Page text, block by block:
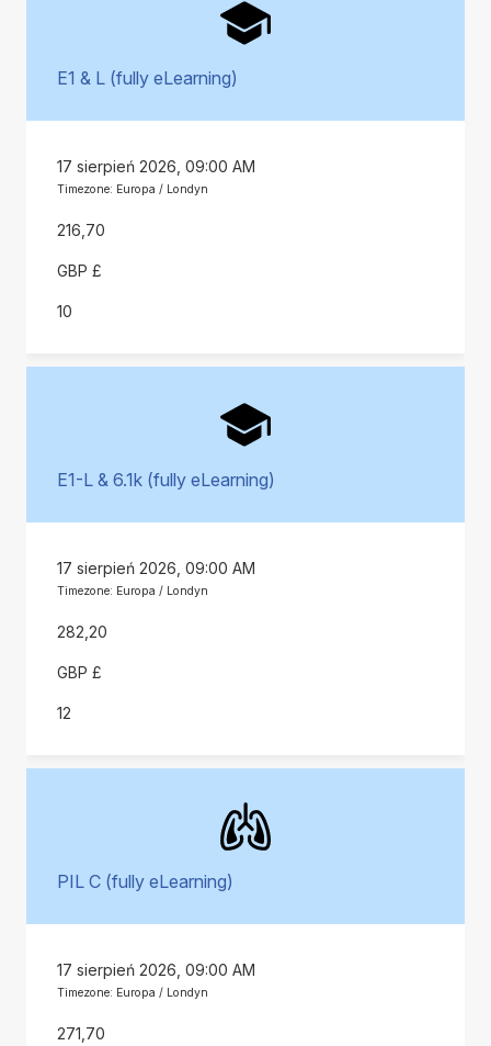
E1 & L (fully eLearning)
17 sierpień 2026, 09:00 AM
Timezone: Europa / Londyn
216,70
GBP £
10
E1-L & 6.1k (fully eLearning)
17 sierpień 2026, 09:00 AM
Timezone: Europa / Londyn
282,20
GBP £
12
PIL C (fully eLearning)
17 sierpień 2026, 09:00 AM
Timezone: Europa / Londyn
271,70